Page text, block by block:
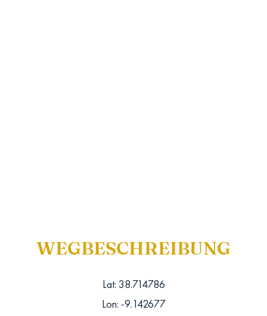
WEGBESCHREIBUNG
Lat: 38.714786
Lon: -9.142677